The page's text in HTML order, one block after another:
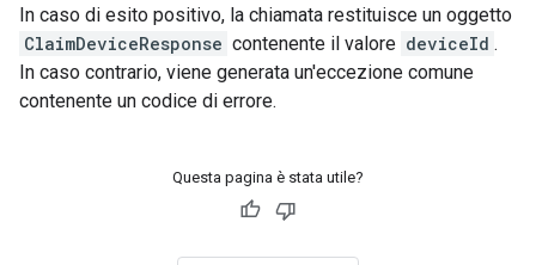
In caso di esito positivo, la chiamata restituisce un oggetto
ClaimDeviceResponse contenente il valore deviceId .
In caso contrario, viene generata un'eccezione comune
contenente un codice di errore.
Questa pagina è stata utile?